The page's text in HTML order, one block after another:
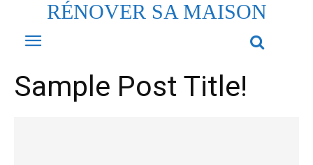
RÉNOVER SA MAISON
Sample Post Title!